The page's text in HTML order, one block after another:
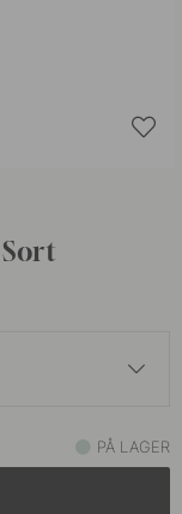
På lager
PÅ LAGER